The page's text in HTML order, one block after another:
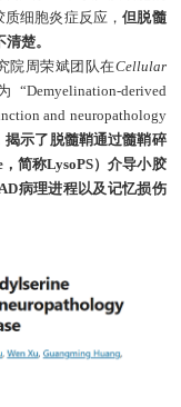
质细胞炎症反应，但脱髓
楚。
院周荣斌团队在Cellular
derived
and neuropathology
揭示了脱髓鞘通过髓鞘碎
简称LysoPS）介导小胶
病理进程以及记忆损伤